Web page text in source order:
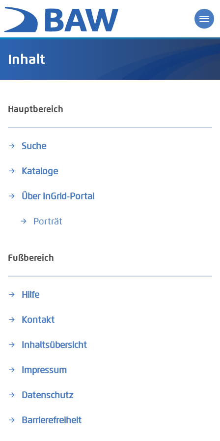
Inhalt
Hauptbereich
Suche
Kataloge
Über InGrid-Portal
Porträt
Fußbereich
Hilfe
Kontakt
Inhaltsübersicht
Impressum
Datenschutz
Barrierefreiheit